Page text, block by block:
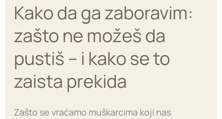
Kako da ga zaboravim:
zašto ne možeš da
pustiš – i kako se to
zaista prekida
Zašto se vraćamo muškarcima koji nas
se
to
zaista
prekida